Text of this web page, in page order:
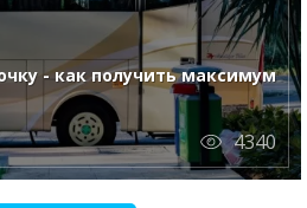
- как получить максимум
4340